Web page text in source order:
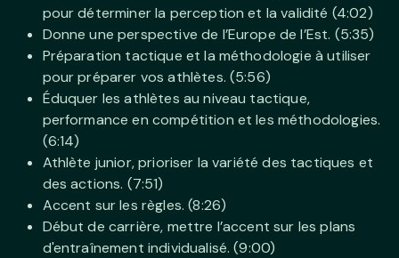
pour déterminer la perception et la validité (4:02)
Donne une perspective de l’Europe de l’Est. (5:35)
Préparation tactique et la méthodologie à utiliser
pour préparer vos athlètes. (5:56)
Éduquer les athlètes au niveau tactique,
performance en compétition et les méthodologies.
(6:14)
Athlète junior, prioriser la variété des tactiques et
des actions. (7:51)
Accent sur les règles. (8:26)
Début de carrière, mettre l’accent sur les plans
d'entraînement individualisé. (9:00)